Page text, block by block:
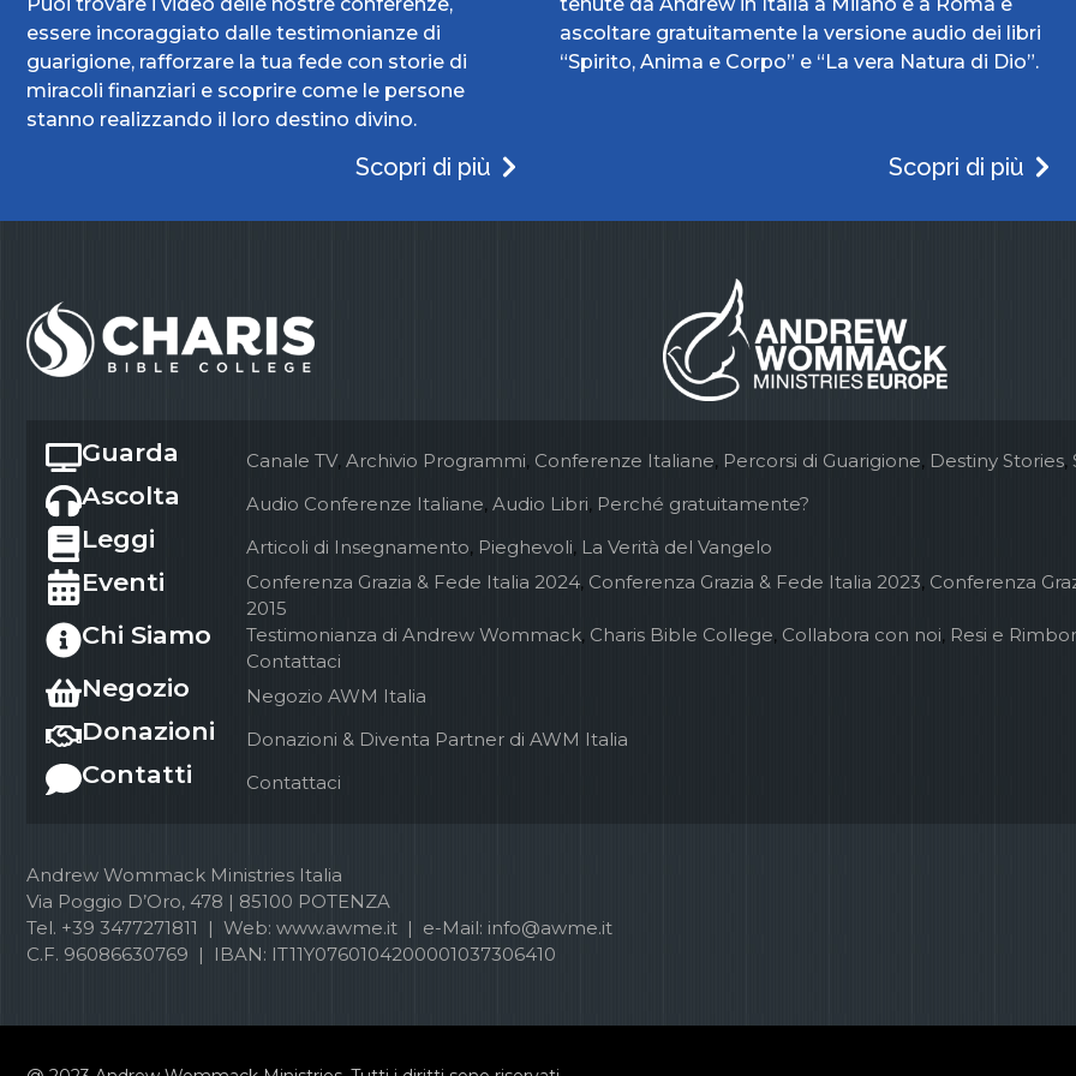
essere incoraggiato dalle testimonianze di
guarigione, rafforzare la tua fede con storie di
miracoli finanziari e scoprire come le persone
stanno realizzando il loro destino divino.
Scopri di più
ascoltare gratuitamente la versione audio dei libri
“Spirito, Anima e Corpo” e “La vera Natura di Dio”.
Scopri di più
Guarda Canale TV, Archivio Programmi, Conferenze Italiane, Percorsi di Guarigione, Destiny Stories,
Ascolta Audio Conferenze Italiane, Audio Libri, Perché gratuitamente?
Leggi Articoli di Insegnamento, Pieghevoli, La Verità del Vangelo
Eventi Conferenza Grazia & Fede Italia 2024, Conferenza Grazia & Fede Italia 2023, Conferenza
2015
Chi Siamo Testimonianza di Andrew Wommack, Charis Bible College, Collabora con noi, Resi e
Contattaci
Negozio Negozio AWM Italia
Donazioni Donazioni & Diventa Partner di AWM Italia
Contatti Contattaci
Andrew Wommack Ministries Italia
Via Poggio D’Oro, 478 | 85100 POTENZA
Tel. +39 3477271811 | Web: www.awme.it | e-Mail: info@awme.it
C.F. 96086630769 | IBAN: IT11Y0760104200001037306410